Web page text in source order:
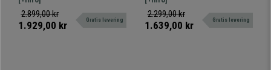
kvalitetsmaterialer, metalfod og
åndbart net.
2.899,00 kr
1.929,00 kr Gratis levering
brug takket være dens komfort og
kvalitet. Hurtig levering!
2.299,00 kr
1.639,00 kr Gratis levering